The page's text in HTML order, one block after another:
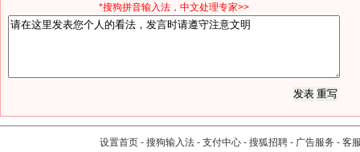
*搜狗拼音输入法，中文处理专家>>
设置首页 - 搜狗输入法 - 支付中心 - 搜狐招聘 - 广告服务 - 客